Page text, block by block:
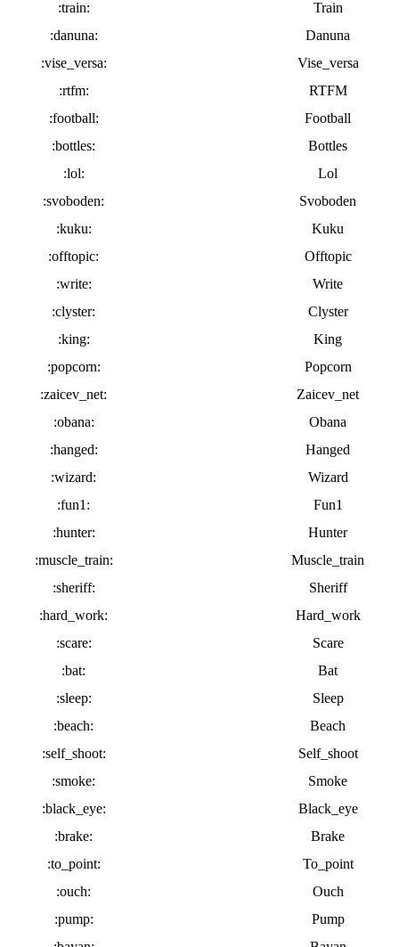
:train:
Train
:danuna:
Danuna
:vise_versa:
Vise_versa
:rtfm:
RTFM
:football:
Football
:bottles:
Bottles
:lol:
Lol
:svoboden:
Svoboden
:kuku:
Kuku
:offtopic:
Offtopic
:write:
Write
:clyster:
Clyster
:king:
King
:popcorn:
Popcorn
:zaicev_net:
Zaicev_net
:obana:
Obana
:hanged:
Hanged
:wizard:
Wizard
:fun1:
Fun1
:hunter:
Hunter
:muscle_train:
Muscle_train
:sheriff:
Sheriff
:hard_work:
Hard_work
:scare:
Scare
:bat:
Bat
:sleep:
Sleep
:beach:
Beach
:self_shoot:
Self_shoot
:smoke:
Smoke
:black_eye:
Black_eye
:brake:
Brake
:to_point:
To_point
:ouch:
Ouch
:pump:
Pump